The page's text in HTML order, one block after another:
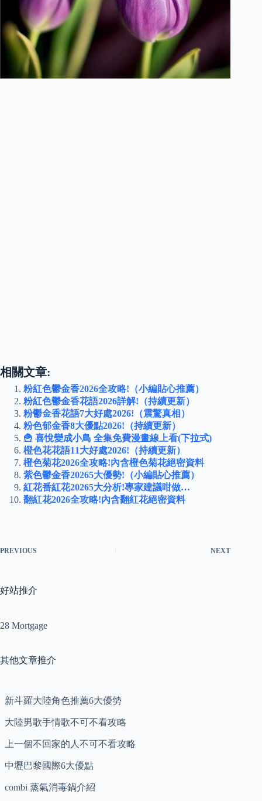
相關文章:
粉紅色鬱金香2026全攻略!（小編貼心推薦）
粉紅色鬱金香花語2026詳解!（持續更新）
粉鬱金香花語7大好處2026!（震驚真相）
粉色郁金香8大優點2026!（持續更新）
🍟 喜悅變成小鳥 全集免費漫畫線上看(下拉式)
橙色花花語11大好處2026!（持續更新）
橙色菊花2026全攻略!內含橙色菊花絕密資料
紫色鬱金香20265大優勢!（小編貼心推薦）
紅花番紅花20265大分析!專家建議咁做…
翻紅花2026全攻略!內含翻紅花絕密資料
PREVIOUS NEXT
好站推介
28 Mortgage
其他文章推介
新斗羅大陸角色推薦6大優勢
大陸男歌手情歌不可不看攻略
上一個不回家的人不可不看攻略
中壢巴黎國際6大優點
combi 蒸氣消毒鍋介紹